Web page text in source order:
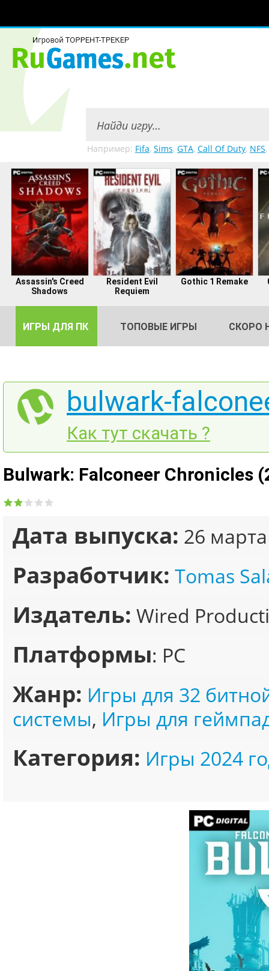
Например: Fifa, Sims, GTA, Call Of Duty, NFS,
Assassin's Creed
Shadows
Resident Evil
Requiem
Gothic 1 Remake
ИГРЫ ДЛЯ ПК ТОПОВЫЕ ИГРЫ СКОРО
bulwark-
Как тут скачать ?
Bulwark: Falconeer Chronicles
Дата выпуска: 26
Разработчик: Tomas
Издатель: Wired
Платформы: PC
Жанр: Игры для 32
системы, Игры для
Категория: Игры 2024